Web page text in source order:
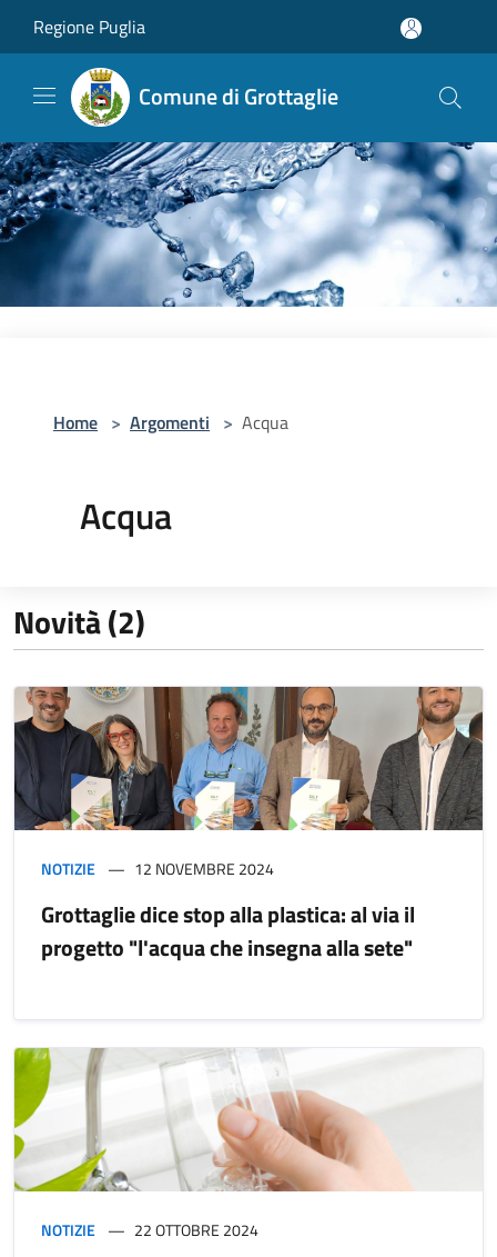
Regione Puglia
Comune di Grottaglie
Home > Argomenti > Acqua
Acqua
Novità (2)
NOTIZIE 12 NOVEMBRE 2024
Grottaglie dice stop alla plastica: al via il
progetto "l'acqua che insegna alla sete"
NOTIZIE 22 OTTOBRE 2024